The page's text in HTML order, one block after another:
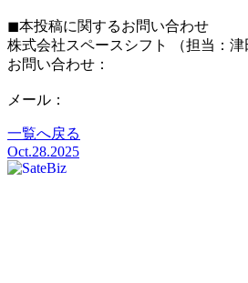
◼︎本投稿に関するお問い合わせ
株式会社スペースシフト （担当：津
お問い合わせ：
メール：
一覧へ戻る
Oct.28.2025